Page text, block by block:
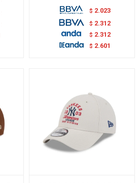
$ 2.023
$ 2.312
$ 2.312
$ 2.601